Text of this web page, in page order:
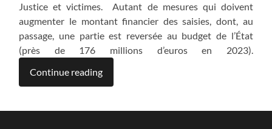
Justice et victimes. Autant de mesures qui doivent
augmenter le montant financier des saisies, dont, au
passage, une partie est reversée au budget de l’État
(près de 176 millions d’euros en 2023).
Continue reading